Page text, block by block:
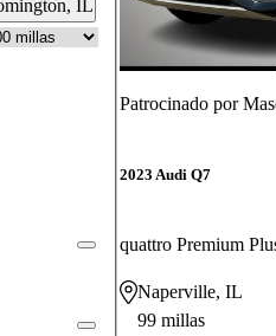
IL
Patrocinado por
2023 Audi Q7
quattro Premium
Naperville, IL
99 millas